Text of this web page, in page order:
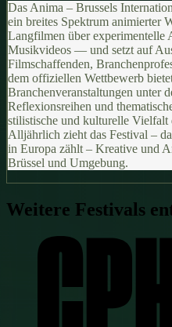
Das Anima – Brussels
ein breites Spektrum animierter
Langfilmen über experimentelle
Musikvideos — und setzt auf
Filmschaffenden,
dem offiziellen Wettbewerb
Branchenveranstaltungen unter
Reflexionsreihen und
stilistische und kulturelle Vielfalt
Alljährlich zieht das Festival –
in Europa zählt – Kreative und
Brüssel und Umgebung.
Weitere Festivals